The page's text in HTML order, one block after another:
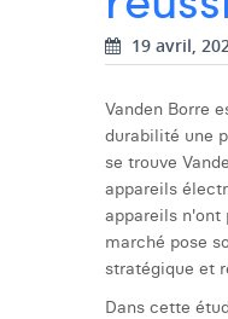
19 avril,
Vanden Borre
durabilité une
se trouve
appareils
appareils n'ont
marché pose
stratégique et
Dans cette